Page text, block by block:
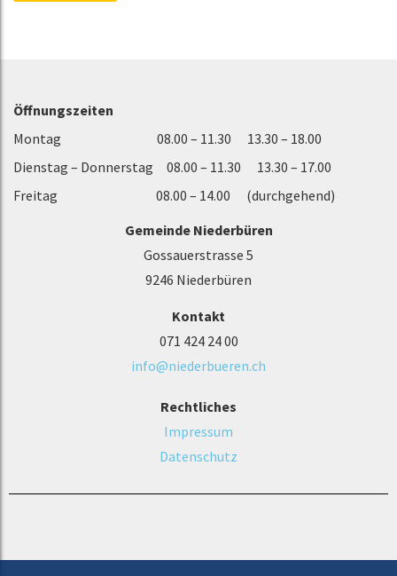
Öffnungszeiten
Montag 08.00 – 11.30 13.30 – 18.00
Dienstag – Donnerstag 08.00 – 11.30 13.30 – 17.00
Freitag 08.00 – 14.00 (durchgehend)
Gemeinde Niederbüren
Gossauerstrasse 5
9246 Niederbüren
Kontakt
071 424 24 00
info@niederbueren.ch
Rechtliches
Impressum
Datenschutz